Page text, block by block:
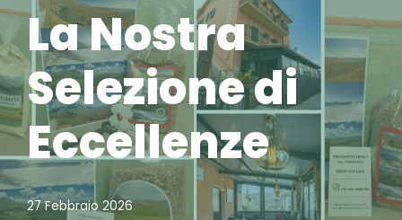
La Nostra
Selezione di
Eccellenze
27 Febbraio 2026